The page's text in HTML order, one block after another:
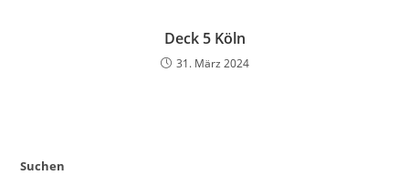
Deck 5 Köln
31. März 2024
Suchen